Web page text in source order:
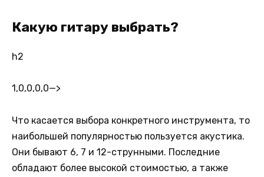
Какую гитару выбрать?
h2
1,0,0,0,0—>
Что касается выбора конкретного инструмента, то
наибольшей популярностью пользуется акустика.
Они бывают 6, 7 и 12-струнными. Последние
обладают более высокой стоимостью, а также